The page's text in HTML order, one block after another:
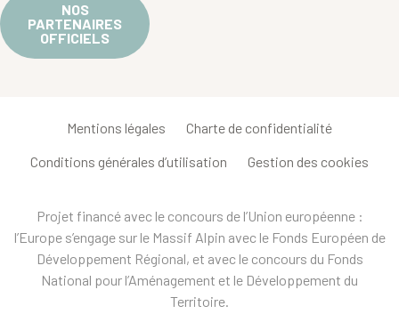
NOS
PARTENAIRES
OFFICIELS
Mentions légales Charte de confidentialité
Conditions générales d’utilisation Gestion des cookies
Projet financé avec le concours de l’Union européenne :
l’Europe s’engage sur le Massif Alpin avec le Fonds Européen de
Développement Régional, et avec le concours du Fonds
National pour l’Aménagement et le Développement du
Territoire.